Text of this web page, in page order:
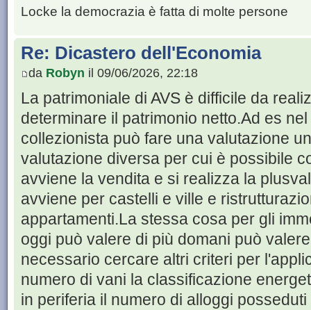
Locke la democrazia è fatta di molte persone
Re: Dicastero dell'Economia
da Robyn il 09/06/2026, 22:18
La patrimoniale di AVS è difficile da
determinare il patrimonio netto.Ad es
collezionista può fare una valutazione
valutazione diversa per cui è possibile
avviene la vendita e si realizza la
avviene per castelli e ville e
appartamenti.La stessa cosa per gli
oggi può valere di più domani può
necessario cercare altri criteri per
numero di vani la classificazione
in periferia il numero di alloggi